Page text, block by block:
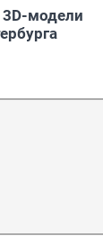
3D-модели